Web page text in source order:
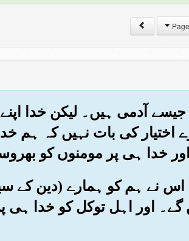
جیسے آدمی ہیں۔ لیکن خدا
کی بات نہیں کہ ہم
خدا ہی پر مومنوں کو
اس نے ہم کو ہمارے (دین کے
اور اہل توکل کو خدا ہی